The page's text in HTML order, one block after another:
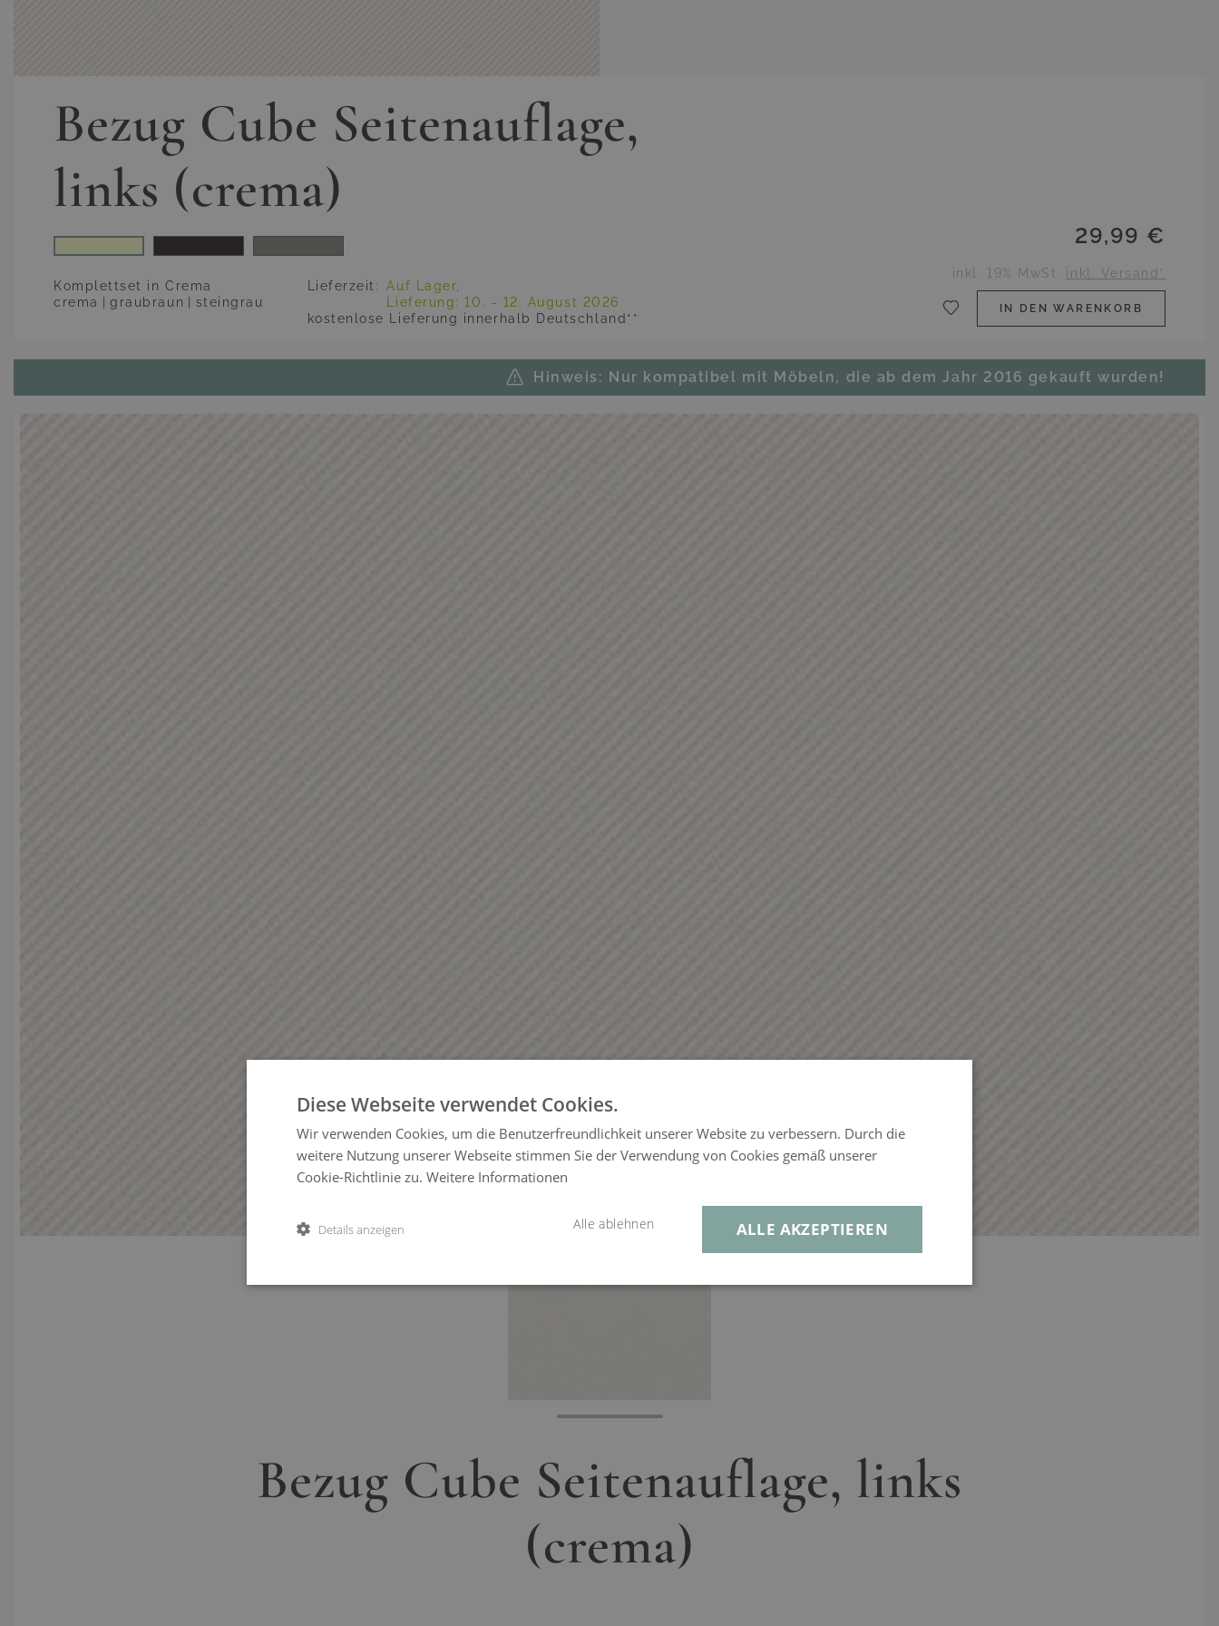
Bezug Cube Seitenauflage,
links (crema)
Komplettset in Crema
crema
graubraun steingrau
Lieferzeit :
Auf Lager,
Lieferung: 10. - 12. August 2026
kostenlose Lieferung innerhalb Deutschland**
29,99 €
inkl. 19% MwSt. inkl. Versand*
IN DEN WARENKORB
Hinweis: Nur kompatibel mit Möbeln, die ab dem Jahr 2016 gekauft wurden!
Bezug Cube Seitenauflage, links
(crema)
Diese Webseite verwendet Cookies.
Wir verwenden Cookies, um die Benutzerfreundlichkeit unserer Website zu verbessern. Durch die
weitere Nutzung unserer Webseite stimmen Sie der Verwendung von Cookies gemäß unserer
Cookie-Richtlinie zu. Weitere Informationen
ALLE AKZEPTIEREN
Alle ablehnen
Details anzeigen